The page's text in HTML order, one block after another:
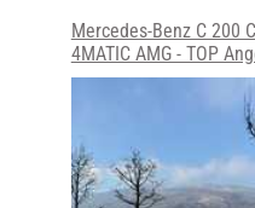
Mercedes-Benz C 200
4MATIC AMG - TOP